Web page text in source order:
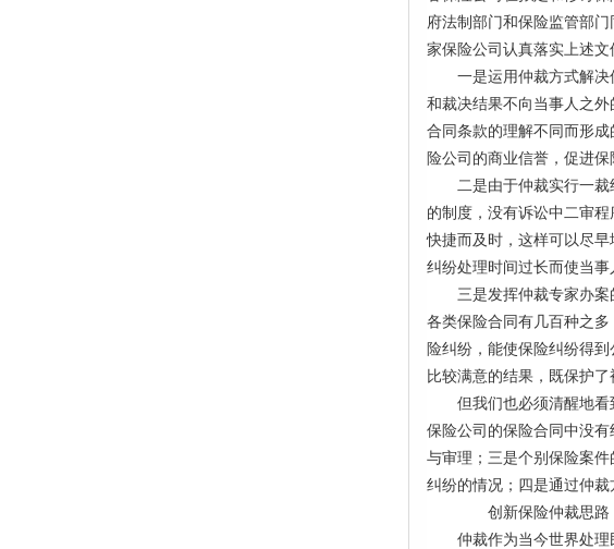
府法制部门和保险监管部
家保险公司认真落实上述
一是运用仲裁方式解
和裁决结果不向当事人之
合同条款的理解不同而形
险公司的商业信誉，促进保
二是由于仲裁实行一
的制度，没有诉讼中二审程
快捷而及时，这样可以尽
纠纷处理时间过长而使当事
三是发挥仲裁专家办
各类保险合同有几百种之
险纠纷，能使保险纠纷得
比较满意的结果，既保护
但我们也必须清醒地
保险公司的保险合同中没
与审理；三是个别保险案
纠纷的情况；四是通过仲
创新保险仲裁思路
仲裁作为当今世界处